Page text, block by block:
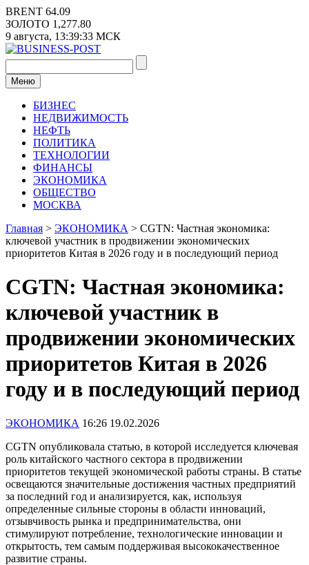
Перейти
к
содержимому
BRENT 64.09
ЗОЛОТО 1,277.80
9 августа, 13:39:33 МСК
Меню
БИЗНЕС
НЕДВИЖИМОСТЬ
НЕФТЬ
ПОЛИТИКА
ТЕХНОЛОГИИ
ФИНАНСЫ
ЭКОНОМИКА
ОБЩЕСТВО
МОСКВА
Главная > ЭКОНОМИКА > CGTN: Частная экономика:
ключевой участник в продвижении экономических
приоритетов Китая в 2026 году и в последующий период
CGTN: Частная экономика:
ключевой участник в
продвижении экономических
приоритетов Китая в 2026
году и в последующий период
ЭКОНОМИКА 16:26 19.02.2026
CGTN опубликовала статью, в которой исследуется ключевая
роль китайского частного сектора в продвижении
приоритетов текущей экономической работы страны. В статье
освещаются значительные достижения частных предприятий
за последний год и анализируется, как, используя
определенные сильные стороны в области инноваций,
отзывчивость рынка и предпринимательства, они
стимулируют потребление, технологические инновации и
открытость, тем самым поддерживая высококачественное
развитие страны.